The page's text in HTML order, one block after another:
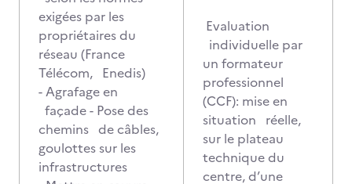
exigées par les
propriétaires du
réseau (France
Télécom, Enedis)
- Agrafage en
façade - Pose des
chemins de câbles,
goulottes sur les
infrastructures
Evaluation
individuelle par
un formateur
professionnel
(CCF): mise en
situation réelle,
sur le plateau
technique du
centre, d’une